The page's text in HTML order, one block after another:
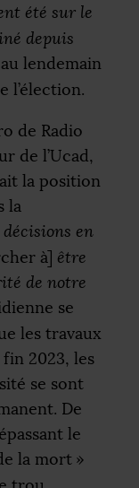
été sur le
depuis
lendemain
l’élection.
de Radio
de l’Ucad,
la position
la
en
à] être
de notre
se
les travaux
2023, les
se sont
De
le
la mort »